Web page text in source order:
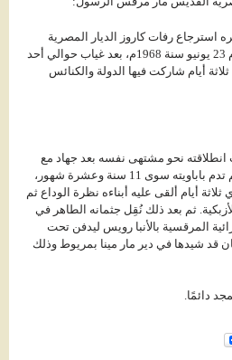
استرجاع رفات كاروز الديار المصرية
القديس مار مرقس الرسول يوم 23 يونيو سنة 1968م، بعد غياب حوالي أحد
أيام شاركت فيها الدولة والكنائس
1971م تحققت انطلاقته نحو مشتهى نفسه بعد جهاد مع
مرض استمر خمس سنوات، ولم تدم باباويته سوى 11 سنة وعشرة شهور،
أيام ألقى عليه أبناءه نظرة الوداع ثم
ثم بعد ذلك نُقِل جثمانه الطاهر في
من الكتدرائية المرقسية بالأنبا رويس ليدفن تحت
قد شيدها في دير مار مينا بمريوط وذلك
دائمًا.